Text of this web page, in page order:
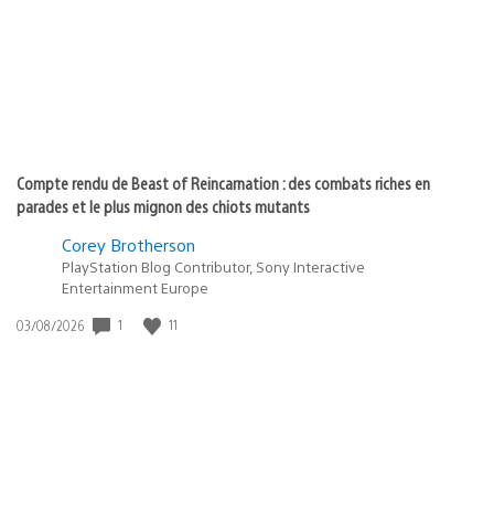
Compte rendu de Beast of Reincarnation : des combats riches en
parades et le plus mignon des chiots mutants
Corey Brotherson
PlayStation Blog Contributor, Sony Interactive
Entertainment Europe
Date
03/08/2026 1 11